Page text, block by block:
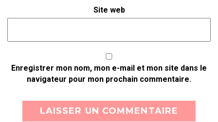
Site web
Enregistrer mon nom, mon e-mail et mon site dans le
navigateur pour mon prochain commentaire.